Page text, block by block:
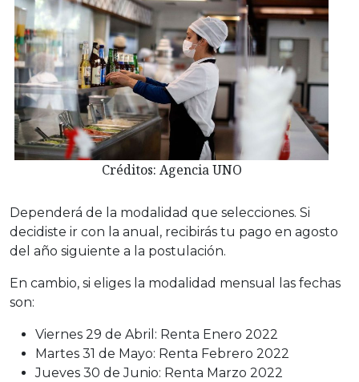
Créditos: Agencia UNO
Dependerá de la modalidad que selecciones. Si
decidiste ir con la anual, recibirás tu pago en agosto
del año siguiente a la postulación.
En cambio, si eliges la modalidad mensual las fechas
son:
Viernes 29 de Abril: Renta Enero 2022
Martes 31 de Mayo: Renta Febrero 2022
Jueves 30 de Junio: Renta Marzo 2022